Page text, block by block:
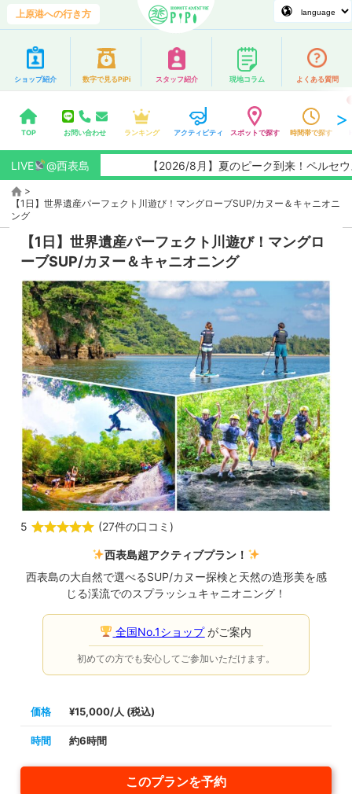
上原港への行き方
ショップ紹介 数字で見るPiPi スタッフ紹介 現地コラム よくある質問
TOP お問い合わせ ランキング アクティビティ スポットで探す 時間帯で探す
LIVE @西表島 【2026/8月】夏のピーク到来！ペルセウス座
>
【1日】世界遺産パーフェクト川遊び！マングローブSUP/カヌー＆キャニオニ
ング
【1日】世界遺産パーフェクト川遊び！マングロ
ーブSUP/カヌー＆キャニオニング
5 (27件の口コミ )
西表島超アクティブプラン！
西表島の大自然で選べるSUP/カヌー探検と天然の造形美を感
じる渓流でのスプラッシュキャニオニング！
全国No.1ショップがご案内
初めての方でも安心してご参加いただけます。
価格 ¥15,000/人 (税込)
時間 約6時間
このプランを予約